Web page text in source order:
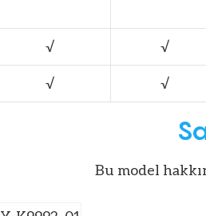
√ √
√ √
Bu model